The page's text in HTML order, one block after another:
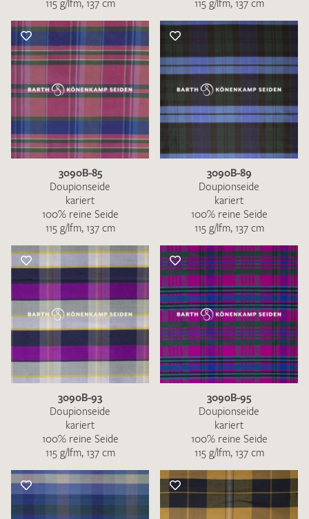
115 g/lfm, 137 cm 115 g/lfm, 137 cm
3090B-85
Doupionseide
kariert
100% reine Seide
115 g/lfm, 137 cm
3090B-89
Doupionseide
kariert
100% reine Seide
115 g/lfm, 137 cm
3090B-93
Doupionseide
kariert
100% reine Seide
115 g/lfm, 137 cm
3090B-95
Doupionseide
kariert
100% reine Seide
115 g/lfm, 137 cm